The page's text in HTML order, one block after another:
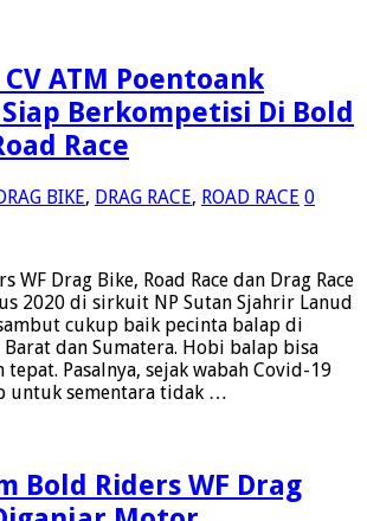
ATM Poentoank
Berkompetisi Di Bold
Race
BIKE, DRAG RACE, ROAD RACE 0
WF Drag Bike, Road Race dan Drag Race
2020 di sirkuit NP Sutan Sjahrir Lanud
cukup baik pecinta balap di
Barat dan Sumatera. Hobi balap bisa
Pasalnya, sejak wabah Covid-19
untuk sementara tidak …
Bold Riders WF Drag